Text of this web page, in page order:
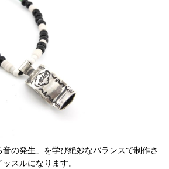
の発生」を学び絶妙なバランスで制作さ
スルになります。